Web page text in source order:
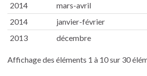
2014
mars-avril
2014
janvier-février
2013
décembre
Affichage des éléments 1 à 10 sur 30